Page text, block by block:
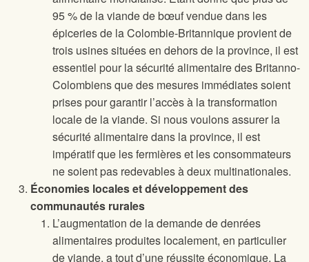
95 % de la viande de bœuf vendue dans les
épiceries de la Colombie-Britannique provient de
trois usines situées en dehors de la province, il est
essentiel pour la sécurité alimentaire des Britanno-
Colombiens que des mesures immédiates soient
prises pour garantir l’accès à la transformation
locale de la viande. Si nous voulons assurer la
sécurité alimentaire dans la province, il est
impératif que les fermières et les consommateurs
ne soient pas redevables à deux multinationales.
Économies locales et développement des
communautés rurales
L’augmentation de la demande de denrées
alimentaires produites localement, en particulier
de viande, a tout d’une réussite économique. La